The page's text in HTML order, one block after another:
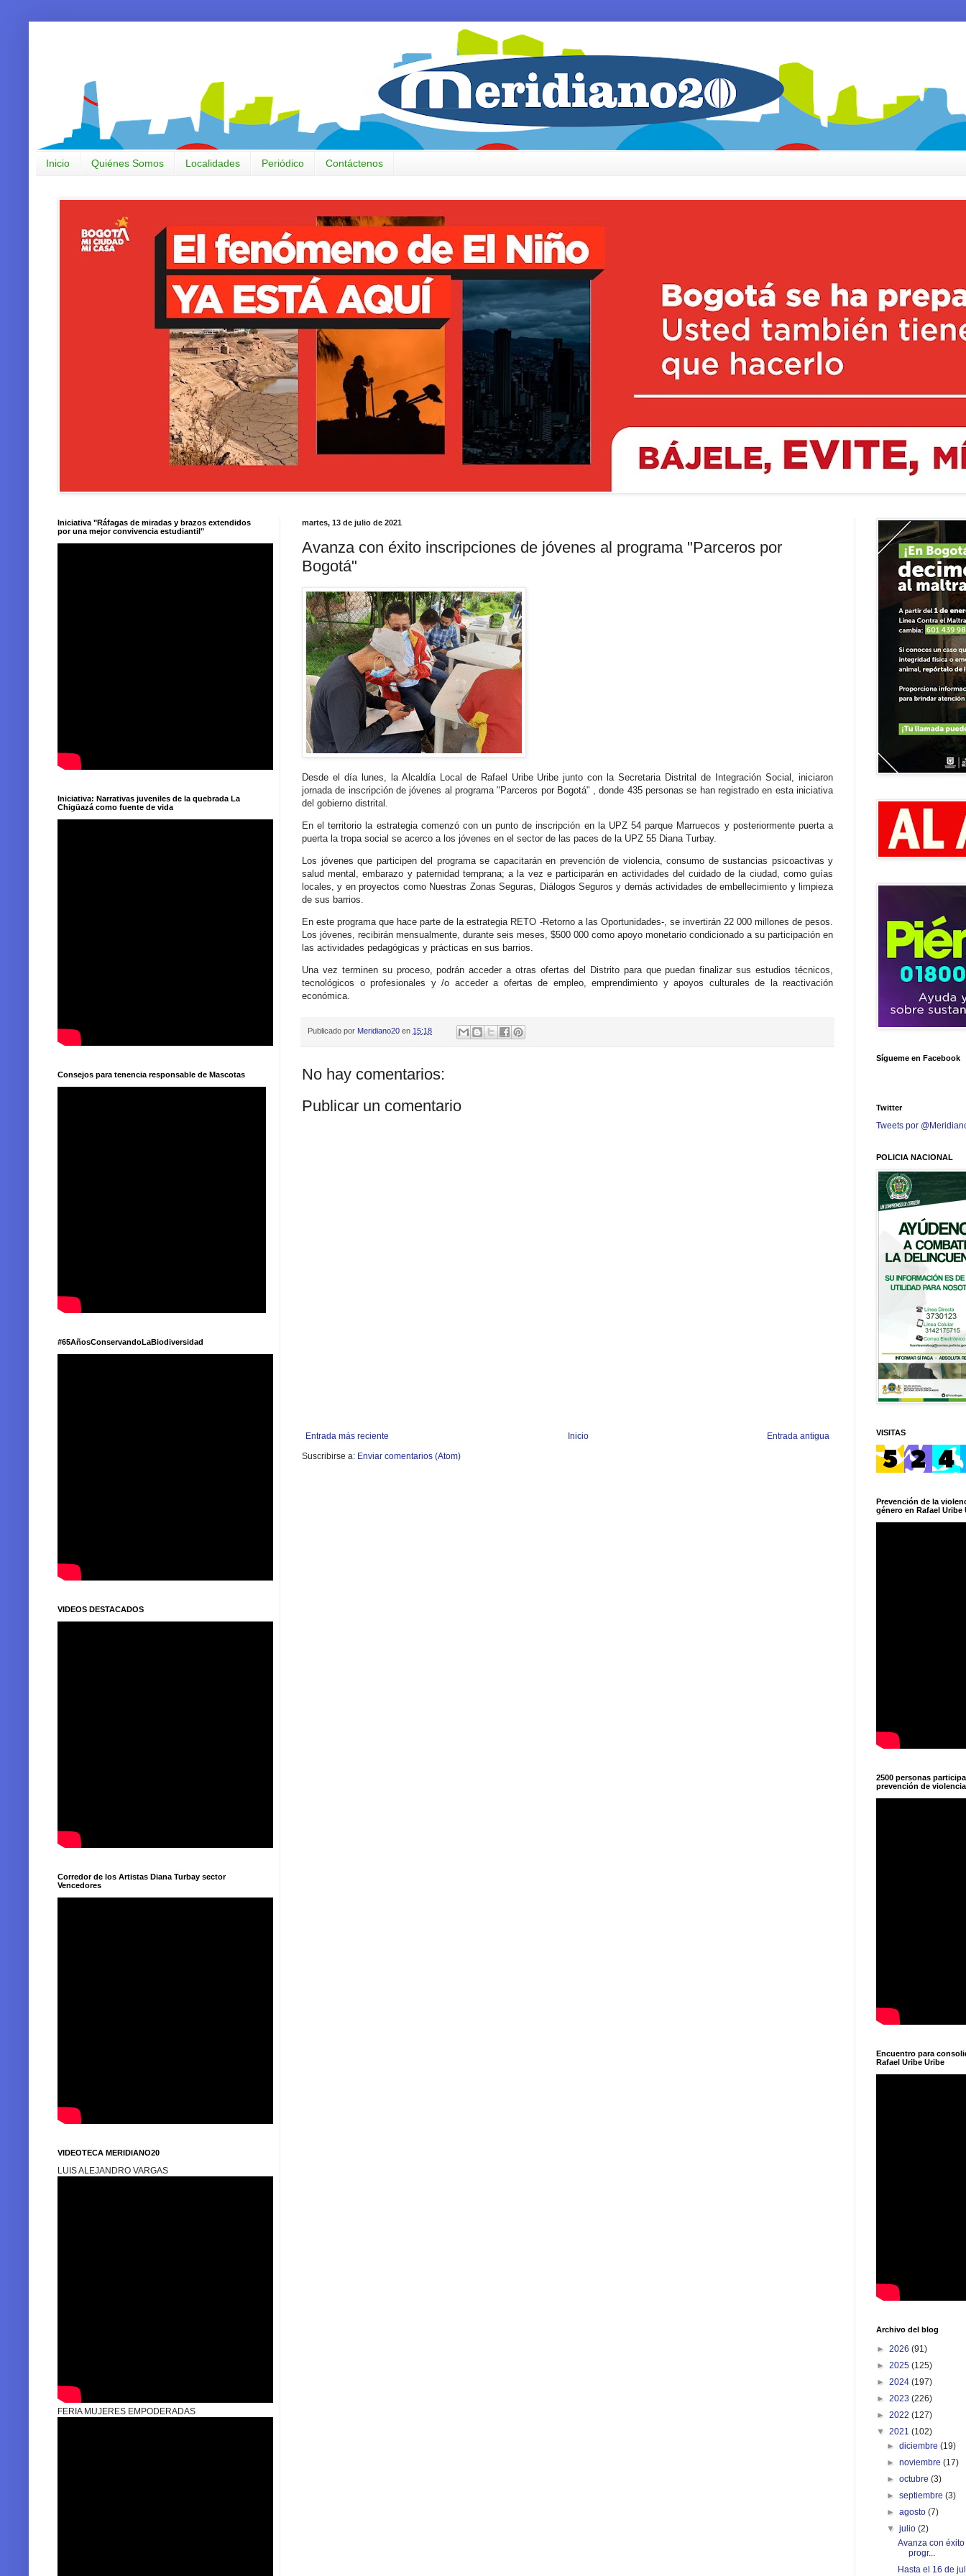
Inicio Quiénes Somos Localidades Periódico Contáctenos
martes, 13 de julio de 2021
Avanza con éxito inscripciones de jóvenes al programa "Parceros por
Bogotá"
Desde el día lunes, la Alcaldía Local de Rafael Uribe Uribe junto con la Secretaria Distrital de Integración Social, iniciaron
jornada de inscripción de jóvenes al programa "Parceros por Bogotá" , donde 435 personas se han registrado en esta iniciativa
del gobierno distrital.
En el territorio la estrategia comenzó con un punto de inscripción en la UPZ 54 parque Marruecos y posteriormente puerta a
puerta la tropa social se acerco a los jóvenes en el sector de las paces de la UPZ 55 Diana Turbay.
Los jóvenes que participen del programa se capacitarán en prevención de violencia, consumo de sustancias psicoactivas y
salud mental, embarazo y paternidad temprana; a la vez e participarán en actividades del cuidado de la ciudad, como guías
locales, y en proyectos como Nuestras Zonas Seguras, Diálogos Seguros y demás actividades de embellecimiento y limpieza
de sus barrios.
En este programa que hace parte de la estrategia RETO -Retorno a las Oportunidades-, se invertirán 22 000 millones de pesos.
Los jóvenes, recibirán mensualmente, durante seis meses, $500 000 como apoyo monetario condicionado a su participación en
las actividades pedagógicas y prácticas en sus barrios.
Una vez terminen su proceso, podrán acceder a otras ofertas del Distrito para que puedan finalizar sus estudios técnicos,
tecnológicos o profesionales y /o acceder a ofertas de empleo, emprendimiento y apoyos culturales de la reactivación
económica.
Publicado por Meridiano20 en 15:18
No hay comentarios:
Publicar un comentario
Entrada más reciente Entrada antigua
Inicio
Suscribirse a: Enviar comentarios (Atom)
Iniciativa "Ráfagas de miradas y brazos extendidos
por una mejor convivencia estudiantil"
Iniciativa: Narrativas juveniles de la quebrada La
Chigüazá como fuente de vida
Consejos para tenencia responsable de Mascotas
#65AñosConservandoLaBiodiversidad
VIDEOS DESTACADOS
Corredor de los Artistas Diana Turbay sector
Vencedores
VIDEOTECA MERIDIANO20
LUIS ALEJANDRO VARGAS
FERIA MUJERES EMPODERADAS
Sígueme en Facebook
Twitter
Tweets por
POLICIA NACIONAL
VISITAS
Prevención de la
género en Rafael Uribe
2500 personas
prevención de
Encuentro para
Rafael Uribe Uribe
Archivo del blog
► 2026 (91)
► 2025 (125)
► 2024 (197)
► 2023 (226)
► 2022 (127)
▼ 2021 (102)
►diciembre(19)
►noviembre(17)
►octubre(3)
►septiembre(3)
►agosto(7)
▼julio(2)
Avanza con
progr...
Hasta el 16 de